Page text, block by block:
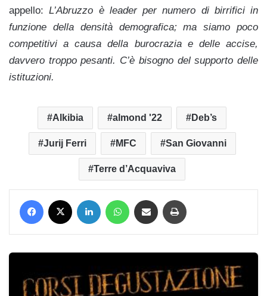
appello:L’Abruzzo è leader per numero di birrifici in
funzione della densità demografica; ma siamo poco
competitivi a causa della burocrazia e delle accise,
davvero troppo pesanti. C’è bisogno del supporto delle
istituzioni.
Alkibia almond '22 Deb’s
Jurij Ferri MFC San Giovanni
Terre d’Acquaviva
Facebook LinkedIn WhatsApp Condividi via mail